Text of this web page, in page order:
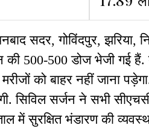
सदर, गोविंदपुर, झरिया,
500-500 डोज भेजी गई हैं.
को बाहर नहीं जाना
सिविल सर्जन ने सभी सीएचसी
में सुरक्षित भंडारण की